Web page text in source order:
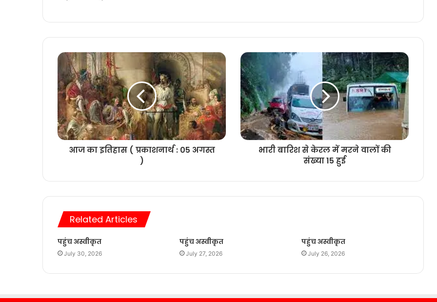
आज का इतिहास ( प्रकाशनार्थ : 05 अगस्त
)
भारी बारिश से केरल में मरने वालों की
संख्या 15 हुई
Related Articles
पहुंच अस्वीकृत
July 30, 2026
पहुंच अस्वीकृत
July 27, 2026
पहुंच अस्वीकृत
July 26, 2026